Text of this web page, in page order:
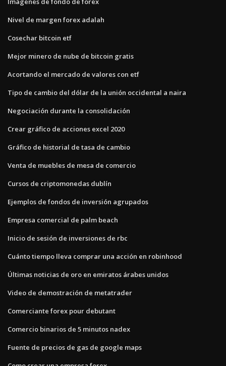
Nivel de margen forex adalah
Cosechar bitcoin etf
Mejor minero de nube de bitcoin gratis
Acortando el mercado de valores con etf
Tipo de cambio del dólar de la unión occidental a naira
Negociación durante la consolidación
Crear gráfico de acciones excel 2020
Gráfico de historial de tasa de cambio
Venta de muebles de mesa de comercio
Cursos de criptomonedas dublín
Ejemplos de fondos de inversión agrupados
Empresa comercial de palm beach
Inicio de sesión de inversiones de rbc
Cuánto tiempo lleva comprar una acción en robinhood
Últimas noticias de oro en emiratos árabes unidos
Video de demostración de metatrader
Comerciante forex pour debutant
Comercio binarios de 5 minutos nadex
Fuente de precios de gas de google maps